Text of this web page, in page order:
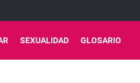
SEXUALIDAD GLOSARIO